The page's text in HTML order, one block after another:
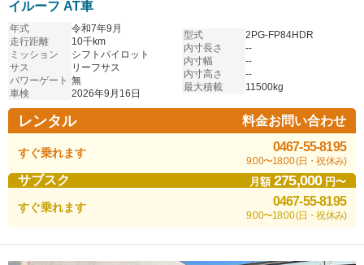
イルーフ AT車
年式
令和7年9月
走行距離
10千km
ミッション
シフトパイロット
サス
リーフサス
パワーゲート 無
車検
2026年9月16日
型式
2PG-FP84HDR
内寸長さ
--
内寸幅
--
内寸高さ
--
最大積載
11500kg
レンタル 料金お問い合わせ
すぐ乗れます 0467-55-8195
9:00〜18:00 (日・祝休み)
サブスク 月額275,000円〜
すぐ乗れます 0467-55-8195
9:00〜18:00 (日・祝休み)